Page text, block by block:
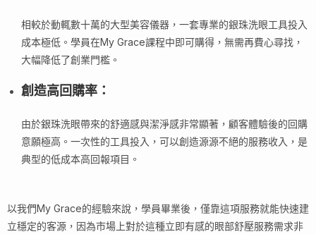
相較於動輒數十萬的大型美容儀器，一套專業的銀珠洗眼工具投入
成本極低。學員在My Grace課程中即可購得，無需再費心尋找，
大幅降低了創業門檻。
創造高回購率 ：
由於銀珠洗眼帶來的舒適感與潔淨感非常顯著，顧客體驗後的回購
意願極高。一次性的工具投入，可以創造源源不絕的服務收入，是
典型的低成本高回報項目。
以我們My Grace的經驗來說，學員畢業後，僅靠這項服務就能快速建
立穩定的客源，因為市場上對於這種立即有感的眼部舒壓服務需求非